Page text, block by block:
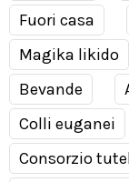
Fuori casa
Magika likido
Bevande
Colli euganei
Consorzio